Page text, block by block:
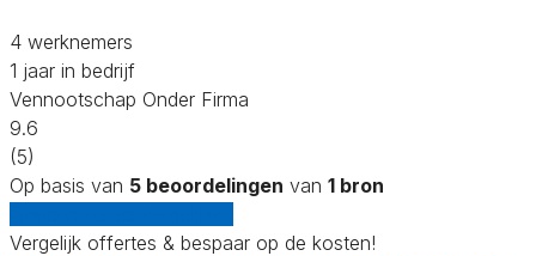
4 werknemers
1 jaar in bedrijf
Vennootschap Onder Firma
9.6
(5)
Op basis van 5 beoordelingen van 1 bron
Vergelijk offertes & bespaar op de kosten!